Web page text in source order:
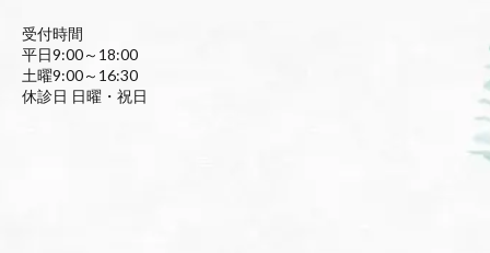
受付時間
平日9:00～18:00
土曜9:00～16:30
休診日 日曜・祝日